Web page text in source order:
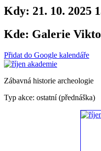
Kdy: 21. 10. 2025
Kde: Galerie
Přidat do Google kalendáře
Zábavná historie archeologie
Typ akce: ostatní (přednáška)